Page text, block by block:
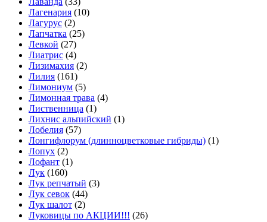
Лагенария (10)
Лагурус (2)
Лапчатка (25)
Левкой (27)
Лиатрис (4)
Лизимахия (2)
Лилия (161)
Лимониум (5)
Лимонная трава (4)
Лиственница (1)
Лихнис альпийский (1)
Лобелия (57)
Лонгифлорум (длинноцветковые гибриды) (1)
Лопух (2)
Лофант (1)
Лук (160)
Лук репчатый (3)
Лук севок (44)
Лук шалот (2)
Луковицы по АКЦИИ!!! (26)